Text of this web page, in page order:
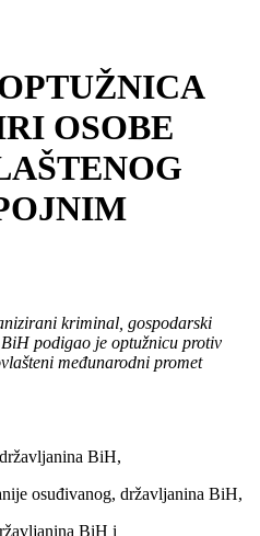
OSOBE
kriminal, gospodarski
podigao je optužnicu protiv
međunarodni promet
BiH,
osuđivanog, državljanina BiH,
BiH i